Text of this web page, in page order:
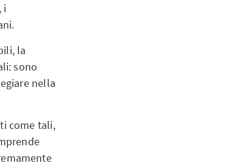
i
la
sono
nella
come tali,